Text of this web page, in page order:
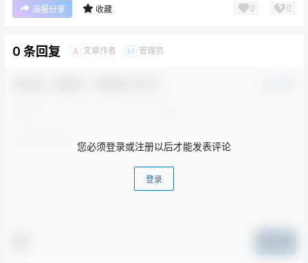
海报分享 收藏 0 0
0 条回复 A 文章作者 M 管理员
您必须登录或注册以后才能发表评论
登录